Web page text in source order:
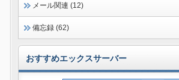
メール関連 (12)
備忘録 (62)
おすすめエックスサーバー